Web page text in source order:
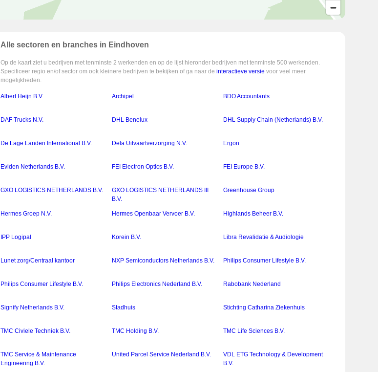
Alle sectoren en branches in Eindhoven
Op de kaart ziet u bedrijven met tenminste 2 werkenden en op de lijst hieronder bedrijven met tenminste 500 werkenden.
Specificeer regio en/of sector om ook kleinere bedrijven te bekijken of ga naar de interactieve versie voor veel meer
mogelijkheden.
Albert Heijn B.V. Archipel BDO Accountants
DAF Trucks N.V. DHL Benelux DHL Supply Chain (Netherlands) B.V.
De Lage Landen International B.V. Dela Uitvaartverzorging N.V. Ergon
Eviden Netherlands B.V. FEI Electron Optics B.V. FEI Europe B.V.
GXO LOGISTICS NETHERLANDS B.V.
GXO LOGISTICS NETHERLANDS III
B.V.
Greenhouse Group
Hermes Groep N.V. Hermes Openbaar Vervoer B.V. Highlands Beheer B.V.
IPP Logipal Korein B.V. Libra Revalidatie & Audiologie
Lunet zorg/Centraal kantoor NXP Semiconductors Netherlands B.V. Philips Consumer Lifestyle B.V.
Philips Consumer Lifestyle B.V. Philips Electronics Nederland B.V. Rabobank Nederland
Signify Netherlands B.V. Stadhuis Stichting Catharina Ziekenhuis
TMC Civiele Techniek B.V. TMC Holding B.V. TMC Life Sciences B.V.
TMC Service & Maintenance
Engineering B.V.
United Parcel Service Nederland B.V.
VDL ETG Technology & Development
B.V.